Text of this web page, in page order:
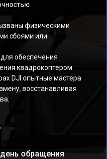
физическими
сбоями или
обеспечения
квадрокоптером.
DJI опытные мастера
восстанавливая
обращения